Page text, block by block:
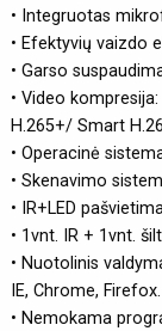
• Integruotas
• Efektyvių vaizdo
• Garso
• Video
H.265+/ Smart
• Operacinė
• Skenavimo
• IR+LED
• 1vnt. IR + 1vnt.
• Nuotolinis
IE, Chrome, Firefox.
• Nemokama